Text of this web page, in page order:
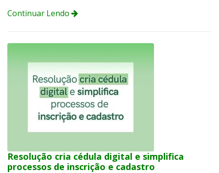
Continuar Lendo
Resolução cria cédula digital e simplifica
processos de inscrição e cadastro